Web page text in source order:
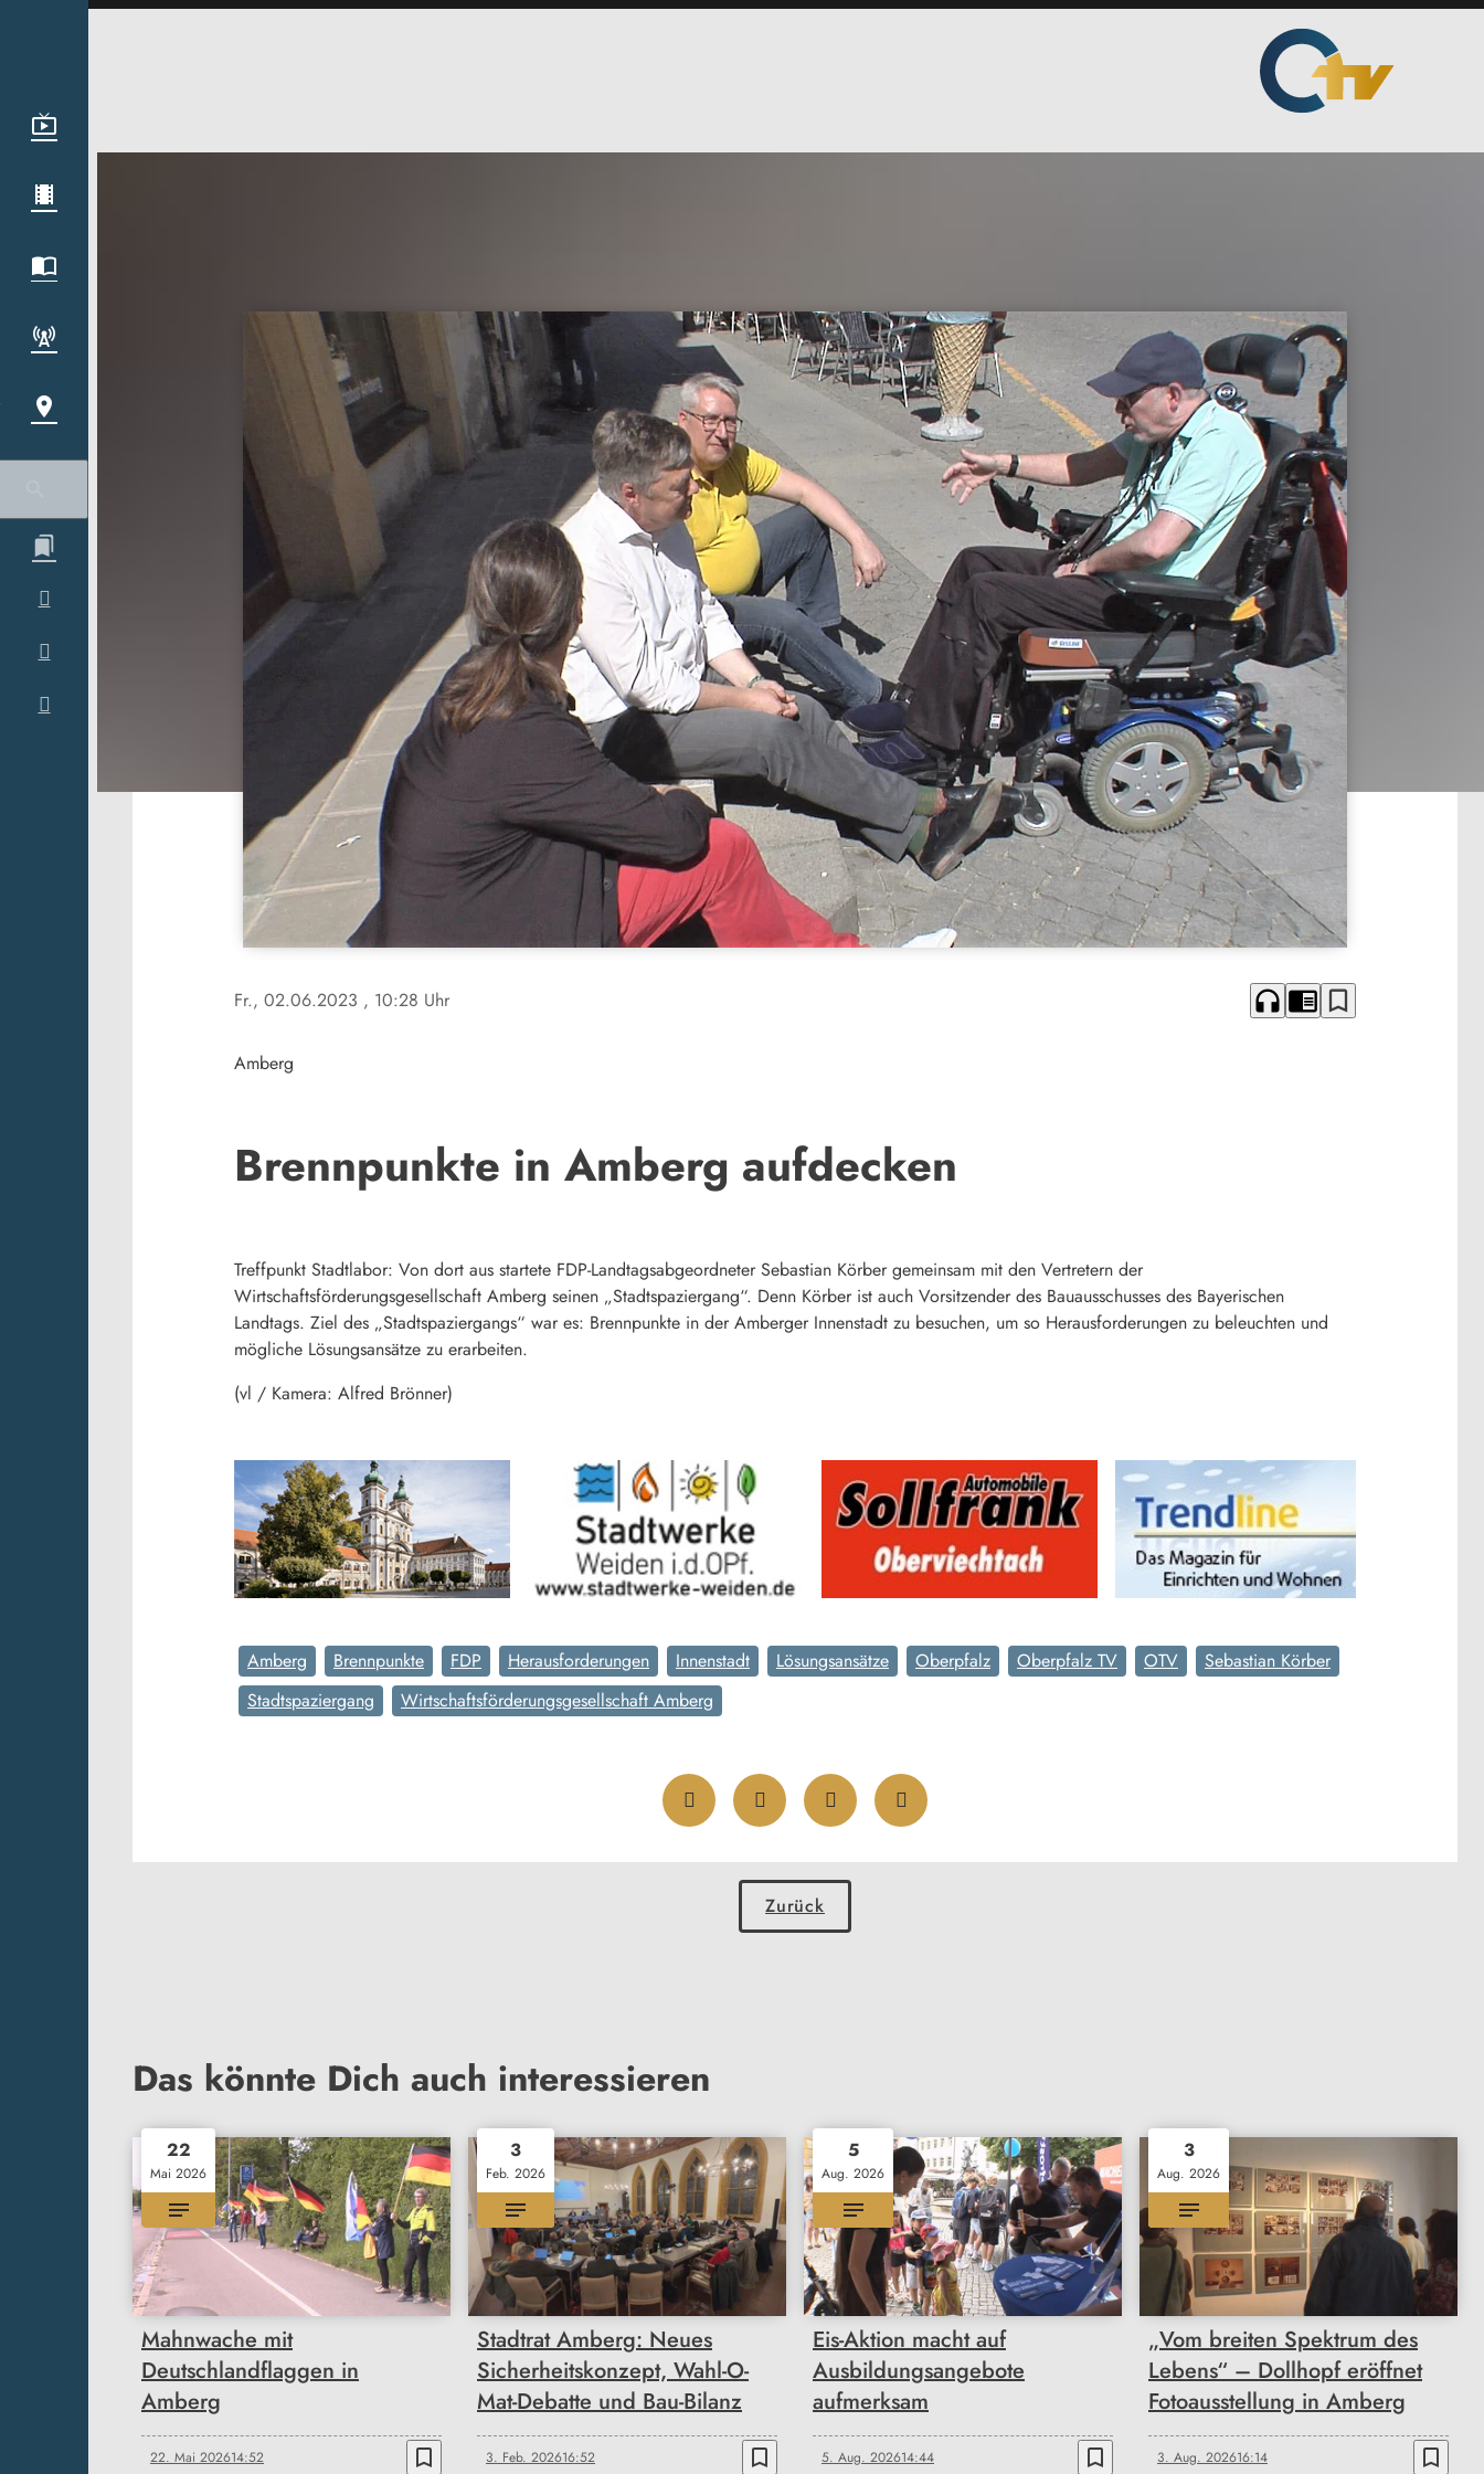
Fr., 02.06.2023 , 10:28 Uhr headphones chrome_reader_mode bookmark_border
Amberg
Brennpunkte in Amberg aufdecken
Treffpunkt Stadtlabor: Von dort aus startete FDP-Landtagsabgeordneter Sebastian Körber gemeinsam mit den Vertretern der
Wirtschaftsförderungsgesellschaft Amberg seinen „Stadtspaziergang“. Denn Körber ist auch Vorsitzender des Bauausschusses des Bayerischen
Landtags. Ziel des „Stadtspaziergangs“ war es: Brennpunkte in der Amberger Innenstadt zu besuchen, um so Herausforderungen zu beleuchten und
mögliche Lösungsansätze zu erarbeiten.
(vl / Kamera: Alfred Brönner)
Amberg Brennpunkte FDP Herausforderungen Innenstadt Lösungsansätze Oberpfalz Oberpfalz TV OTV
Sebastian Körber
Stadtspaziergang
Wirtschaftsförderungsgesellschaft Amberg
Zurück
Das könnte Dich auch interessieren
22
Mai 2026
Mahnwache mit
Deutschlandflaggen in
Amberg
22. Mai 202614:52 bookmark_border
3
Feb. 2026
Stadtrat Amberg: Neues
Sicherheitskonzept, Wahl-O-
Mat-Debatte und Bau-Bilanz
3. Feb. 202616:52 bookmark_border
5
Aug. 2026
Eis-Aktion macht auf
Ausbildungsangebote
aufmerksam
5. Aug. 202614:44 bookmark_border
3
Aug. 2026
„Vom breiten Spektrum des
Lebens“ – Dollhopf eröffnet
Fotoausstellung in Amberg
3. Aug. 202616:14 bookmark_border